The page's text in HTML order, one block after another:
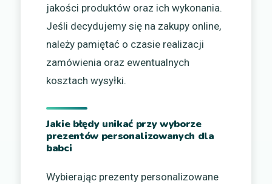
jakości produktów oraz ich wykonania.
Jeśli decydujemy się na zakupy online,
należy pamiętać o czasie realizacji
zamówienia oraz ewentualnych
kosztach wysyłki.
Jakie błędy unikać przy wyborze
prezentów personalizowanych dla
babci
Wybierając prezenty personalizowane